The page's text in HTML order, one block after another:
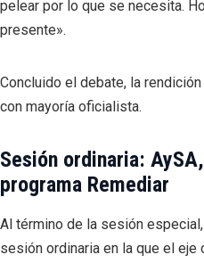
pelear por lo que se necesita.
presente».
Concluido el debate, la
con mayoría oficialista.
Sesión ordinaria:
programa Remediar
Al término de la sesión
sesión ordinaria en la que el eje